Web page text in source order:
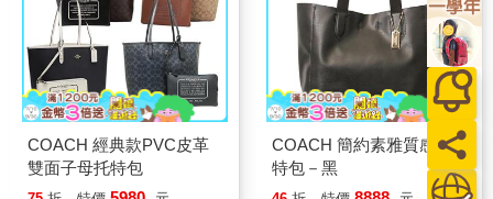
COACH 經典款PVC皮革
雙面子母托特包
COACH 簡約素雅質感托
特包－黑